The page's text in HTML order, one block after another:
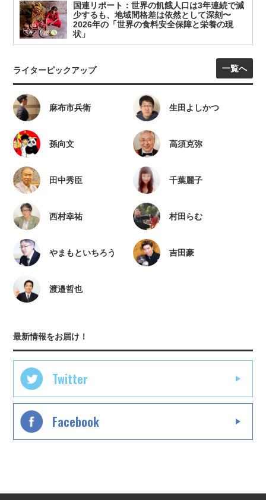
国連リポート：世界の飢餓人口は3年連続で減
少するも、地域間格差は依然として深刻〜
2026年の「世界の食料安全保障と栄養の現
状」
ライターピックアップ 一覧へ
麻布市兵衛 生田よしかつ
孫向文 高須克弥
田中秀臣 千葉麗子
西村幸祐 村田らむ
やまもといちろう 吉田豪
渡邉哲也
最新情報をお届け！
Twitter
Facebook